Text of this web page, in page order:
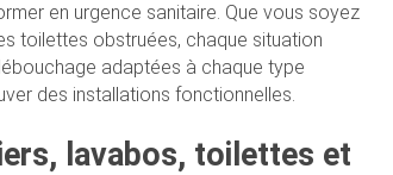
en urgence sanitaire. Que vous soyez
toilettes obstruées, chaque situation
adaptées à chaque type
des installations fonctionnelles.
lavabos, toilettes et